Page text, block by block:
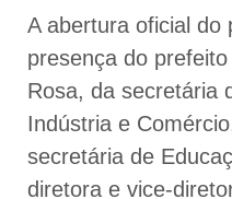
A abertura oficial do
presença do
Rosa, da secretária
Indústria e
secretária de
diretora e vice-